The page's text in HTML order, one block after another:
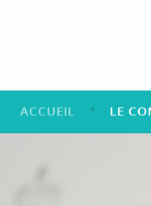
ACCUEIL LE